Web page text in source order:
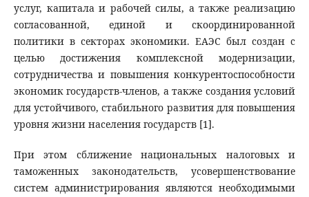
услуг, капитала и рабочей силы, а также реализацию
согласованной, единой и скоординированной
политики в секторах экономики. ЕАЭС был создан с
целью достижения комплексной модернизации,
сотрудничества и повышения конкурентоспособности
экономик государств-членов, а также создания условий
для устойчивого, стабильного развития для повышения
уровня жизни населения государств [1].
При этом сближение национальных налоговых и
таможенных законодательств, усовершенствование
систем администрирования являются необходимыми